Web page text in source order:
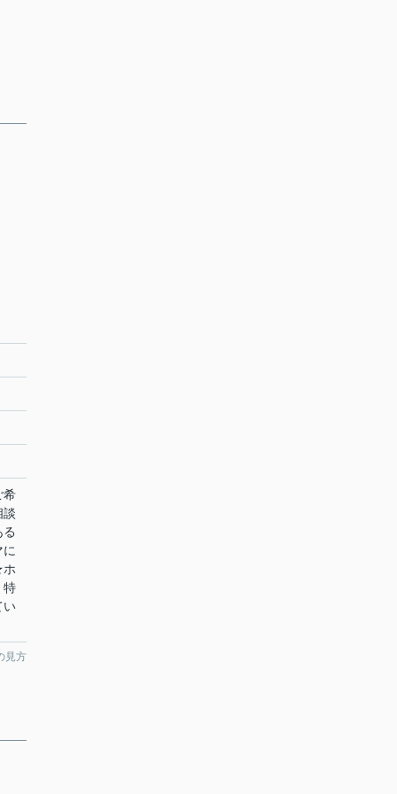
希
談
ホ
特
い
見方